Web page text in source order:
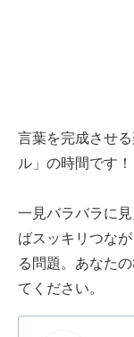
言葉を完成させ
ル」の時間です！
一見バラバラに
ばスッキリつな
る問題。あなた
てください。